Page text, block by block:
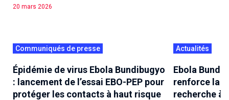
20 mars 2026
Communiqués de presse
Épidémie de virus Ebola Bundibugyo
: lancement de l’essai EBO-PEP pour
protéger les contacts à haut risque
Actualités
Ebola
renforce la
recherche à